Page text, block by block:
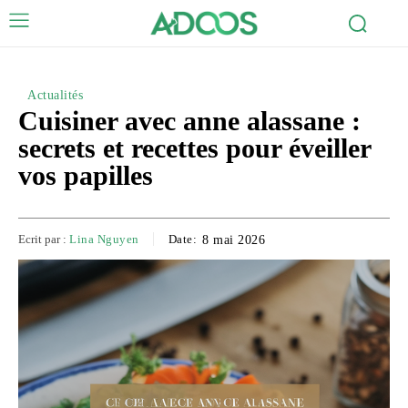
Actualités
Cuisiner avec anne alassane :
secrets et recettes pour éveiller
vos papilles
Ecrit par : Lina Nguyen Date: 8 mai 2026